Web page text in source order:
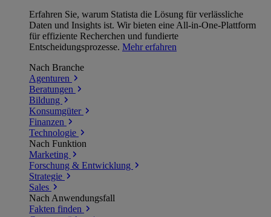
Erfahren Sie, warum Statista die Lösung für verlässliche
Daten und Insights ist. Wir bieten eine All-in-One-Plattform
für effiziente Recherchen und fundierte
Entscheidungsprozesse. Mehr erfahren
Nach Branche
Agenturen
Beratungen
Bildung
Konsumgüter
Finanzen
Technologie
Nach Funktion
Marketing
Forschung & Entwicklung
Strategie
Sales
Nach Anwendungsfall
Fakten finden